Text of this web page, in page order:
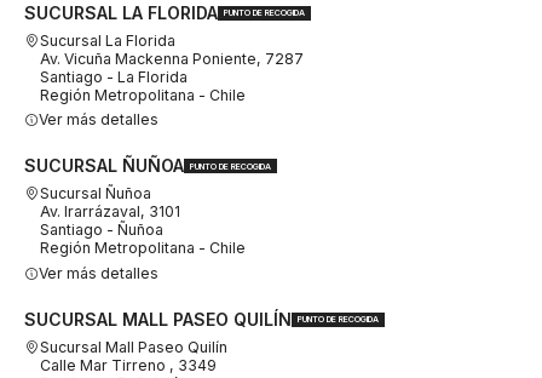
SUCURSAL LA FLORIDA PUNTO DE RECOGIDA
Sucursal La Florida
Av. Vicuña Mackenna Poniente, 7287
Santiago - La Florida
Región Metropolitana - Chile
Ver más detalles
SUCURSAL ÑUÑOA PUNTO DE RECOGIDA
Sucursal Ñuñoa
Av. Irarrázaval, 3101
Santiago - Ñuñoa
Región Metropolitana - Chile
Ver más detalles
SUCURSAL MALL PASEO QUILÍN PUNTO DE RECOGIDA
Sucursal Mall Paseo Quilín
Calle Mar Tirreno , 3349